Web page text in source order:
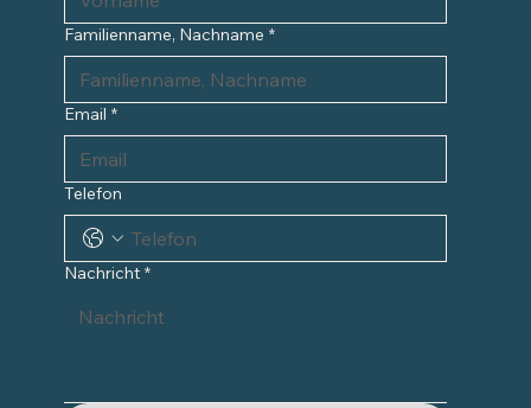
Familienname, Nachname *
Email *
Telefon
Nachricht *